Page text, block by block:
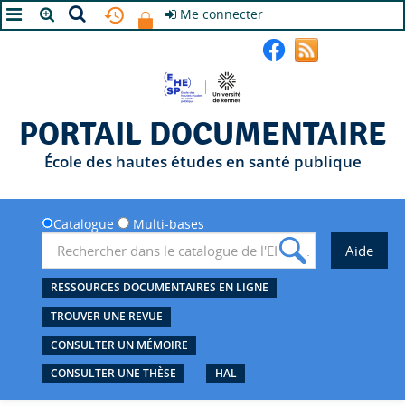
Me connecter
PORTAIL DOCUMENTAIRE
École des hautes études en santé publique
Catalogue Multi-bases
RESSOURCES DOCUMENTAIRES EN LIGNE
TROUVER UNE REVUE
CONSULTER UN MÉMOIRE
CONSULTER UNE THÈSE
HAL